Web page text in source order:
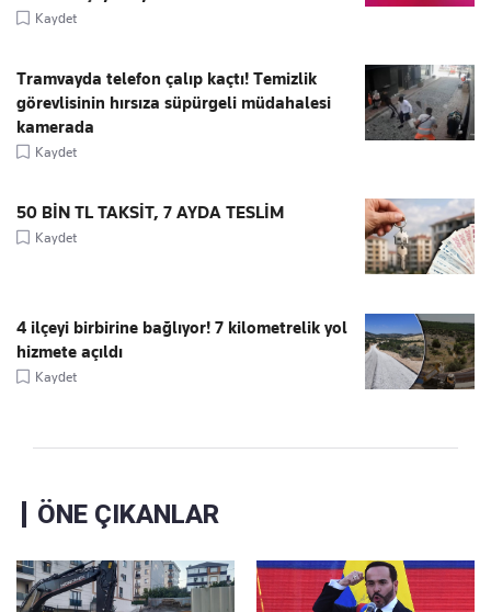
Kaydet
Tramvayda telefon çalıp kaçtı! Temizlik
görevlisinin hırsıza süpürgeli müdahalesi
kamerada
Kaydet
50 BİN TL TAKSİT, 7 AYDA TESLİM
Kaydet
4 ilçeyi birbirine bağlıyor! 7 kilometrelik yol
hizmete açıldı
Kaydet
ÖNE ÇIKANLAR